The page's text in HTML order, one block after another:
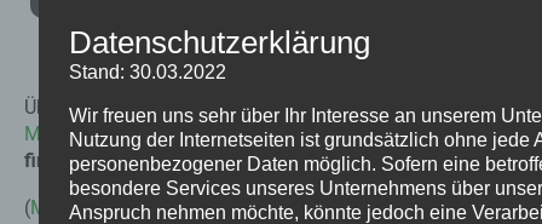
|Jetzt anschauen
Übrigens95% aller Kunden entscheiden sichfür eine
MikrozementVersiegelung in Seidenmatt.Zurecht wie wir
finden.Einfach ein sehr edles Finish.
(Mikrozement Wiki)
Datenschutzerklärung
Stand: 30.03.2022
Wir freuen uns sehr über Ihr Interesse an unserem
Nutzung der Internetseiten ist grundsätzlich ohne jede
personenbezogener Daten möglich. Sofern eine
besondere Services unseres Unternehmens über
Anspruch nehmen möchte, könnte jedoch eine